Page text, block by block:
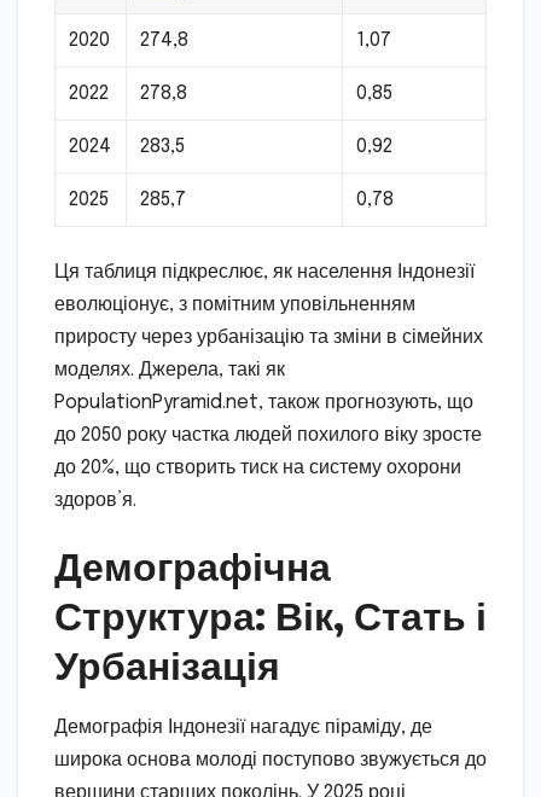
2020 274,8 1,07
2022 278,8 0,85
2024 283,5 0,92
2025 285,7 0,78
Ця таблиця підкреслює, як населення Індонезії
еволюціонує, з помітним уповільненням
приросту через урбанізацію та зміни в сімейних
моделях. Джерела, такі як
PopulationPyramid.net, також прогнозують, що
до 2050 року частка людей похилого віку зросте
до 20%, що створить тиск на систему охорони
здоров’я.
Демографічна
Структура: Вік, Стать і
Урбанізація
Демографія Індонезії нагадує піраміду, де
широка основа молоді поступово звужується до